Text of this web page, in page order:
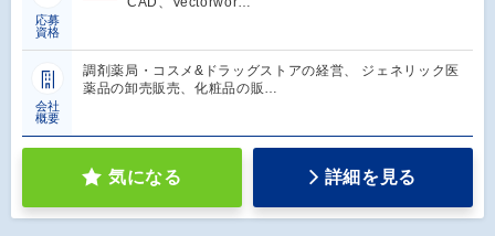
応募
資格
会社
概要
調剤薬局・コスメ&ドラッグストアの経営、 ジェネリック医
薬品の卸売販売、化粧品の販…
気になる 詳細を見る